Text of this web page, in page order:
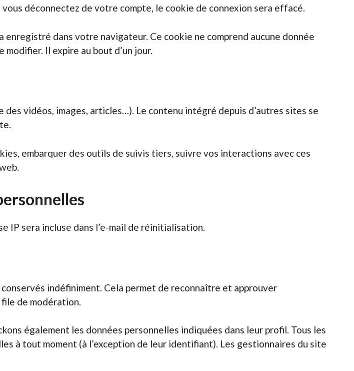
déconnectez de votre compte, le cookie de connexion sera effacé.
dans votre navigateur. Ce cookie ne comprend aucune donnée
Il expire au bout d’un jour.
vidéos, images, articles…). Le contenu intégré depuis d’autres sites se
embarquer des outils de suivis tiers, suivre vos interactions avec ces
IP sera incluse dans l’e-mail de réinitialisation.
indéfiniment. Cela permet de reconnaître et approuver
de modération.
également les données personnelles indiquées dans leur profil. Tous les
à tout moment (à l’exception de leur identifiant). Les gestionnaires du site